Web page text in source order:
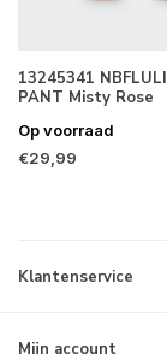
13245341
PANT Misty Rose
Op voorraad
€29,99
Klantenservice
Mijn account